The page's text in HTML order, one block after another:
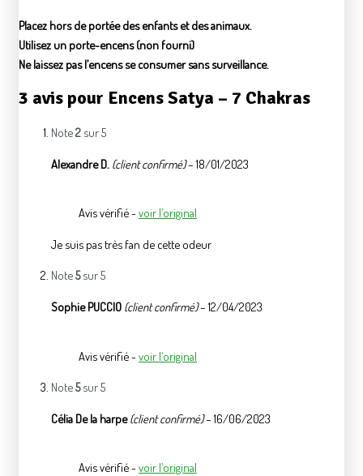
Placez hors de portée des enfants et des animaux.
Utilisez un porte-encens (non fourni)
Ne laissez pas l’encens se consumer sans surveillance.
3 avis pour Encens Satya – 7 Chakras
Note2 sur 5
Alexandre D. (client confirmé)– 18/01/2023
Avis vérifié - voir l’original
Je suis pas très fan de cette odeur
Note5sur 5
Sophie PUCCIO (client confirmé)– 12/04/2023
Avis vérifié - voir l’original
Note5sur 5
Célia De la harpe(client confirmé)– 16/06/2023
Avis vérifié - voir l’original